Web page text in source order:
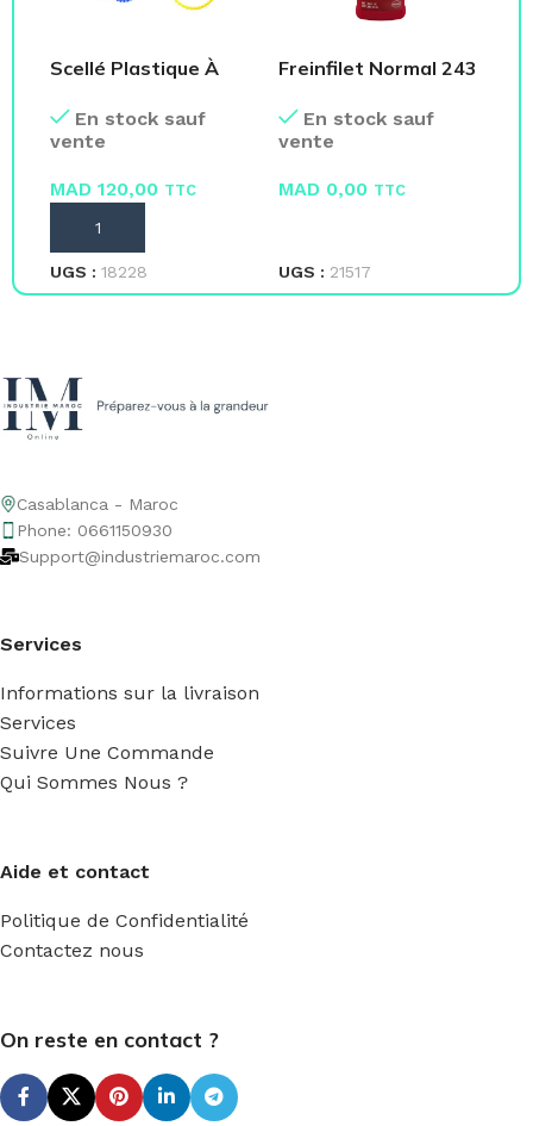
Scellé Plastique À
Paquet de 100
En stock sauf
vente
MAD 120,00 TTC
AJOUTER AU PANIER
UGS : 18228
Freinfilet Normal 243
En stock sauf
vente
MAD 0,00 TTC
UGS : 21517
Casablanca - Maroc
Phone: 0661150930
Support@industriemaroc.com
Services
Informations sur la livraison
Services
Suivre Une Commande
Qui Sommes Nous ?
Aide et contact
Politique de Confidentialité
Contactez nous
On reste en contact ?